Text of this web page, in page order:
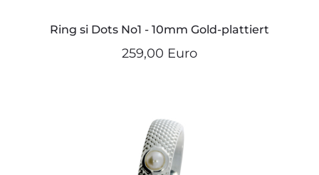
Ring si Dots No1 - 10mm Gold-plattiert
259,00 Euro